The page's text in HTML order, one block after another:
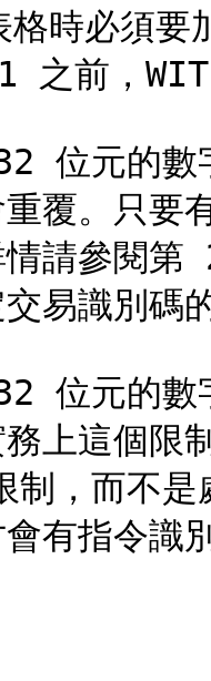
時必須
前，
位元的數
覆。只要
情請參閱
易識別碼
位元的
上這個限
制，而不
有指令識